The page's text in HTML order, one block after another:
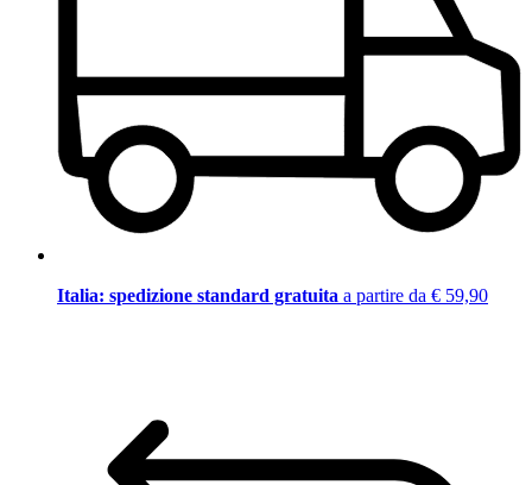
Italia: spedizione standard gratuita a partire da € 59,90